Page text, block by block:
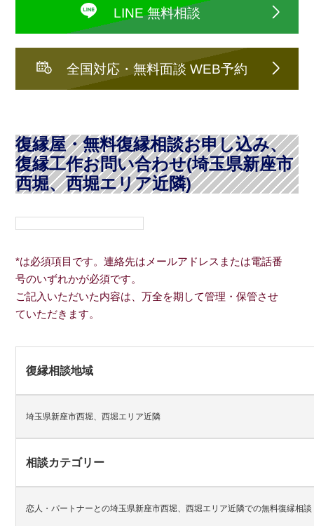
LINE 無料相談
全国対応・無料面談 WEB予約
復縁屋・無料復縁相談お申し込み、
復縁工作お問い合わせ(埼玉県新座市
西堀、西堀エリア近隣)
*は必須項目です。連絡先はメールアドレスまたは電話番
号のいずれかが必須です。
ご記入いただいた内容は、万全を期して管理・保管させ
ていただきます。
復縁相談地域
埼玉県新座市西堀、西堀エリア近隣
相談カテゴリー
恋人・パートナーとの埼玉県新座市西堀、西堀エリア近隣での無料復縁相談